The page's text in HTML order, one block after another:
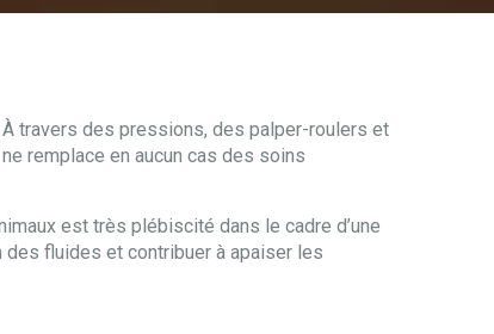
travers des pressions, des palper-roulers et
remplace en aucun cas des soins
est très plébiscité dans le cadre d’une
des fluides et contribuer à apaiser les